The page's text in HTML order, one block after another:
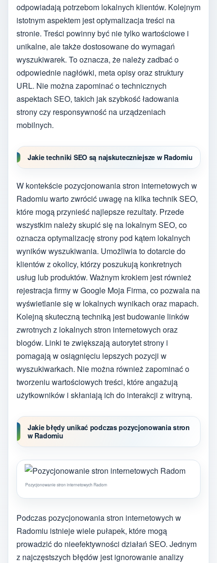
odpowiadają potrzebom lokalnych klientów. Kolejnym
istotnym aspektem jest optymalizacja treści na
stronie. Treści powinny być nie tylko wartościowe i
unikalne, ale także dostosowane do wymagań
wyszukiwarek. To oznacza, że należy zadbać o
odpowiednie nagłówki, meta opisy oraz struktury
URL. Nie można zapominać o technicznych
aspektach SEO, takich jak szybkość ładowania
strony czy responsywność na urządzeniach
mobilnych.
Jakie techniki SEO są najskuteczniejsze w Radomiu
W kontekście pozycjonowania stron internetowych w
Radomiu warto zwrócić uwagę na kilka technik SEO,
które mogą przynieść najlepsze rezultaty. Przede
wszystkim należy skupić się na lokalnym SEO, co
oznacza optymalizację strony pod kątem lokalnych
wyników wyszukiwania. Umożliwia to dotarcie do
klientów z okolicy, którzy poszukują konkretnych
usług lub produktów. Ważnym krokiem jest również
rejestracja firmy w Google Moja Firma, co pozwala na
wyświetlanie się w lokalnych wynikach oraz mapach.
Kolejną skuteczną techniką jest budowanie linków
zwrotnych z lokalnych stron internetowych oraz
blogów. Linki te zwiększają autorytet strony i
pomagają w osiągnięciu lepszych pozycji w
wyszukiwarkach. Nie można również zapominać o
tworzeniu wartościowych treści, które angażują
użytkowników i skłaniają ich do interakcji z witryną.
Jakie błędy unikać podczas pozycjonowania stron
w Radomiu
Pozycjonowanie stron internetowych Radom
Podczas pozycjonowania stron internetowych w
Radomiu istnieje wiele pułapek, które mogą
prowadzić do nieefektywności działań SEO. Jednym
z najczęstszych błędów jest ignorowanie analizy